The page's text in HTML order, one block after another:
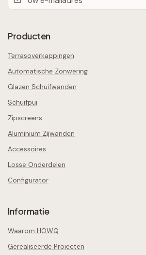
Producten
Terrasoverkappingen
Automatische Zonwering
Glazen Schuifwanden
Schuifpui
Zipscreens
Aluminium Zijwanden
Accessoires
Losse Onderdelen
Configurator
Informatie
Waarom HOWQ
Gerealiseerde Projecten